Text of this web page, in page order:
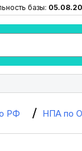
базы:
РФ НПА по